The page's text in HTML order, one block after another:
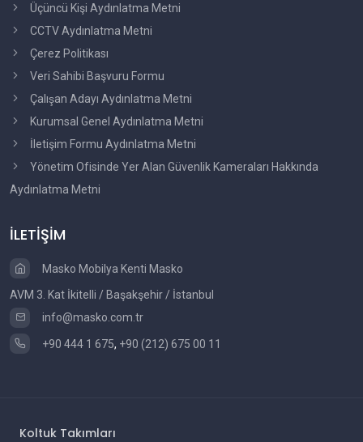
Üçüncü Kişi Aydınlatma Metni
CCTV Aydınlatma Metni
Çerez Politikası
Veri Sahibi Başvuru Formu
Çalışan Adayı Aydınlatma Metni
Kurumsal Genel Aydınlatma Metni
İletişim Formu Aydınlatma Metni
Yönetim Ofisinde Yer Alan Güvenlik Kameraları Hakkında
Aydınlatma Metni
İLETİŞİM
Masko Mobilya Kenti Masko
AVM 3. Kat İkitelli / Başakşehir / İstanbul
info@masko.com.tr
+90 444 1 675, +90 (212) 675 00 11
Koltuk Takımları